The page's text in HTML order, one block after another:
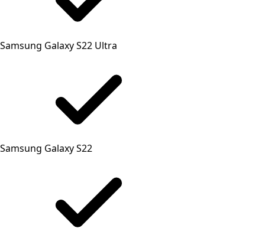
Samsung Galaxy S22 Ultra
Samsung Galaxy S22